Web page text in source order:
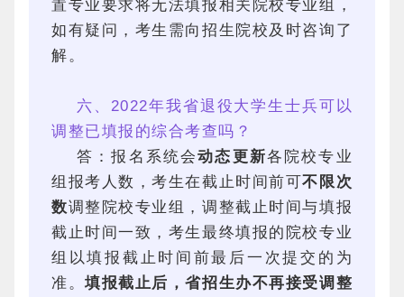
置专业要求将无法填报相关院校专业组，
如有疑问，考生需向招生院校及时咨询了
解。
六、2022年我省退役大学生士兵可以
调整已填报的综合考查吗？
答：报名系统会动态更新各院校专业
组报考人数，考生在截止时间前可不限次
数调整院校专业组，调整截止时间与填报
截止时间一致，考生最终填报的院校专业
组以填报截止时间前最后一次提交的为
准。填报截止后，省招生办不再接受调整